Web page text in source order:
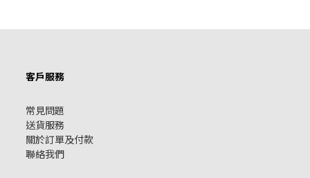
客戶服務
常見問題
送貨服務
關於訂單及付款
聯絡我們